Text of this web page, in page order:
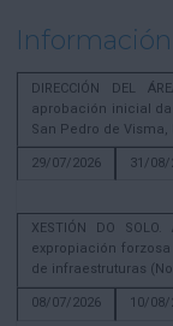
DIRECCIÓN DEL
aprobación inicial
San Pedro de Visma,
29/07/2026
31/08/
XESTIÓN DO
expropiación
de infraestruturas
08/07/2026
10/08/